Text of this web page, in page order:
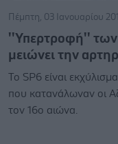
Πέμπτη, 03 Ιανουαρίου
''Υπερτροφή'' των
μειώνει την
Το SP6 είναι
που κατανάλωναν οι
τον 16ο αιώνα.